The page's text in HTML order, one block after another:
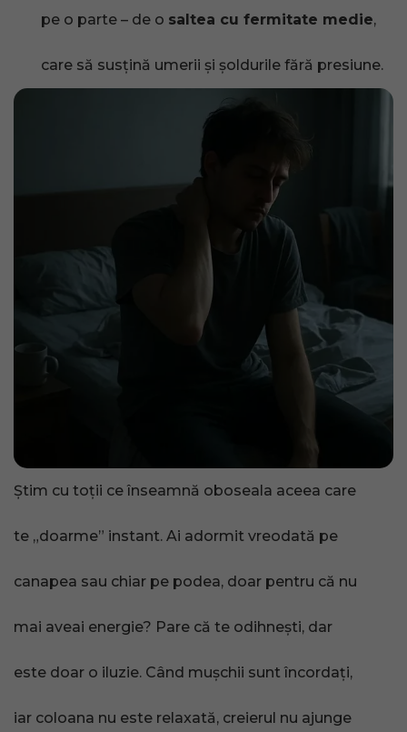
pe o parte – de o saltea cu fermitate medie,
care să susțină umerii și șoldurile fără presiune.
Știm cu toții ce înseamnă oboseala aceea care
te „doarme” instant. Ai adormit vreodată pe
canapea sau chiar pe podea, doar pentru că nu
mai aveai energie? Pare că te odihnești, dar
este doar o iluzie. Când mușchii sunt încordați,
iar coloana nu este relaxată, creierul nu ajunge